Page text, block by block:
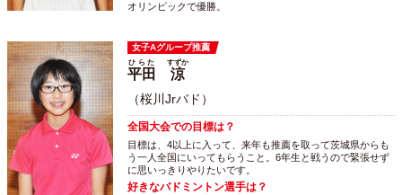
オリンピックで優勝。
女子Aグループ推薦
平田
ひらた
涼
すずか
（桜川Jrバド）
全国大会での目標は？
目標は、4以上に入って、来年も推薦を取って茨城県からも
う一人全国にいってもらうこと。6年生と戦うので緊張せず
に思いっきりやりたいです。
好きなバドミントン選手は？